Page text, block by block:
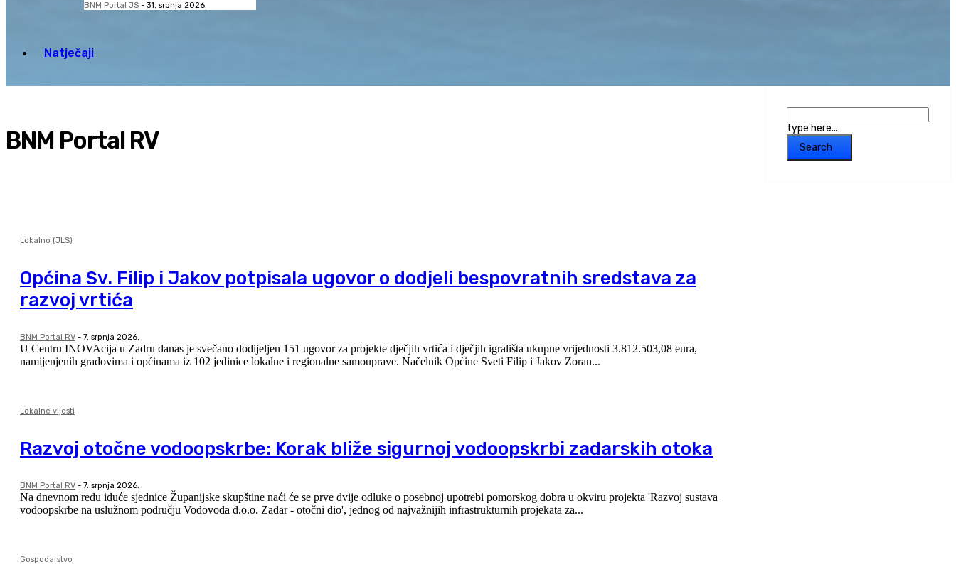
BNM Portal JS - 31. srpnja 2026.
Natječaji
type here...
Search
BNM Portal RV
Lokalno (JLS)
Općina Sv. Filip i Jakov potpisala ugovor o dodjeli bespovratnih sredstava za
razvoj vrtića
BNM Portal RV - 7. srpnja 2026.
U Centru INOVAcija u Zadru danas je svečano dodijeljen 151 ugovor za projekte dječjih vrtića i dječjih igrališta ukupne vrijednosti 3.812.503,08 eura,
namijenjenih gradovima i općinama iz 102 jedinice lokalne i regionalne samouprave. Načelnik Općine Sveti Filip i Jakov Zoran...
Lokalne vijesti
Razvoj otočne vodoopskrbe: Korak bliže sigurnoj vodoopskrbi zadarskih otoka
BNM Portal RV - 7. srpnja 2026.
Na dnevnom redu iduće sjednice Županijske skupštine naći će se prve dvije odluke o posebnoj upotrebi pomorskog dobra u okviru projekta 'Razvoj sustava
vodoopskrbe na uslužnom području Vodovoda d.o.o. Zadar - otočni dio', jednog od najvažnijih infrastrukturnih projekata za...
Gospodarstvo